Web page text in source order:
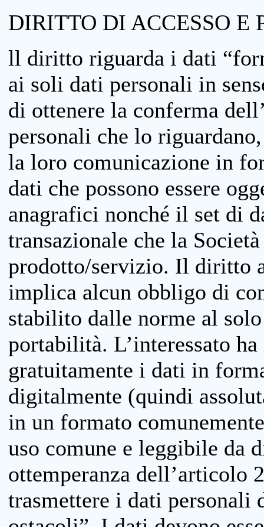
DIRITTO DI ACCESSO
ll diritto riguarda i dati
ai soli dati personali in
di ottenere la conferma
personali che lo
la loro comunicazione in
dati che possono essere
anagrafici nonché il set di
transazionale che la
prodotto/servizio. Il diritto
implica alcun obbligo di
stabilito dalle norme al
portabilità. L’interessato
gratuitamente i dati in
digitalmente (quindi
in un formato
uso comune e leggibile da
ottemperanza dell’articolo
trasmettere i dati personali